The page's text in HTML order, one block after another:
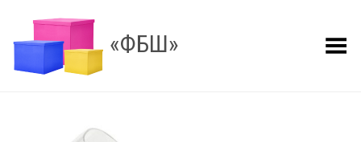
«ФБШ» Показать меню